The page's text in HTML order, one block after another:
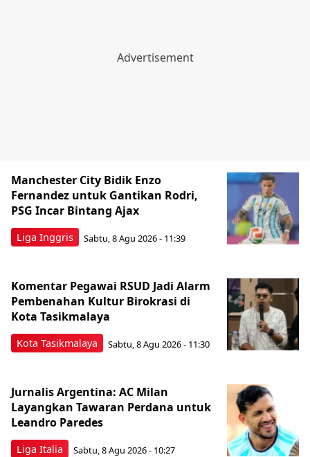
Liga Inggris
Manchester City Bidik Enzo
Fernandez untuk Gantikan Rodri,
PSG Incar Bintang Ajax
Sabtu, 8 Agu 2026 - 11:39
Kota Tasikmalaya
Komentar Pegawai RSUD Jadi Alarm
Pembenahan Kultur Birokrasi di
Kota Tasikmalaya
Sabtu, 8 Agu 2026 - 11:30
Liga Italia
Jurnalis Argentina: AC Milan
Layangkan Tawaran Perdana untuk
Leandro Paredes
Sabtu, 8 Agu 2026 - 10:27